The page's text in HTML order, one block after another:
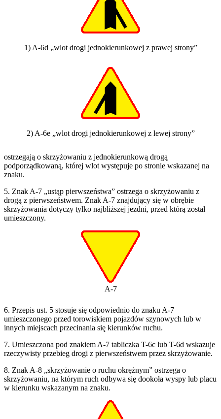
1) A-6d „wlot drogi jednokierunkowej z prawej strony”
2) A-6e „wlot drogi jednokierunkowej z lewej strony”
ostrzegają o skrzyżowaniu z jednokierunkową drogą
podporządkowaną, której wlot występuje po stronie wskazanej na
znaku.
5. Znak A-7 „ustąp pierwszeństwa” ostrzega o skrzyżowaniu z
drogą z pierwszeństwem. Znak A-7 znajdujący się w obrębie
skrzyżowania dotyczy tylko najbliższej jezdni, przed którą został
umieszczony.
A-7
6. Przepis ust. 5 stosuje się odpowiednio do znaku A-7
umieszczonego przed torowiskiem pojazdów szynowych lub w
innych miejscach przecinania się kierunków ruchu.
7. Umieszczona pod znakiem A-7 tabliczka T-6c lub T-6d wskazuje
rzeczywisty przebieg drogi z pierwszeństwem przez skrzyżowanie.
8. Znak A-8 „skrzyżowanie o ruchu okrężnym” ostrzega o
skrzyżowaniu, na którym ruch odbywa się dookoła wyspy lub placu
w kierunku wskazanym na znaku.